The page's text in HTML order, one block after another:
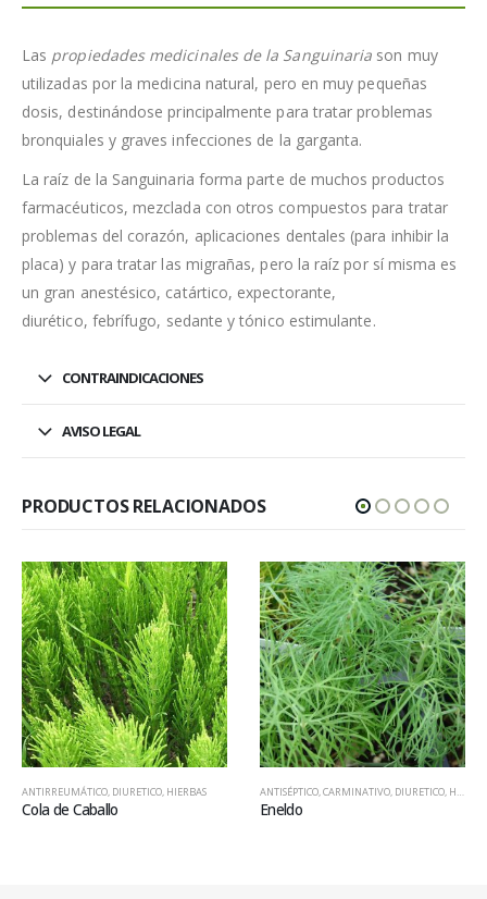
Las propiedades medicinales de la Sanguinaria son muy
utilizadas por la medicina natural, pero en muy pequeñas
dosis, destinándose principalmente para tratar problemas
bronquiales y graves infecciones de la garganta.
La raíz de la Sanguinaria forma parte de muchos productos
farmacéuticos, mezclada con otros compuestos para tratar
problemas del corazón, aplicaciones dentales (para inhibir la
placa) y para tratar las migrañas, pero la raíz por sí misma es
un gran anestésico, catártico, expectorante,
diurético, febrífugo, sedante y tónico estimulante.
CONTRAINDICACIONES
AVISO LEGAL
PRODUCTOS RELACIONADOS
HIERBAS,LAXANTE / PURGANTE
,REDUCTOR DEL COLESTEROL
ANTIRREUMÁTICO, DIURETICO, HIERBAS
Cola de Caballo
ANTISÉPTICO,CARMINATIVO, DIURETICO, HIERBAS
Eneldo